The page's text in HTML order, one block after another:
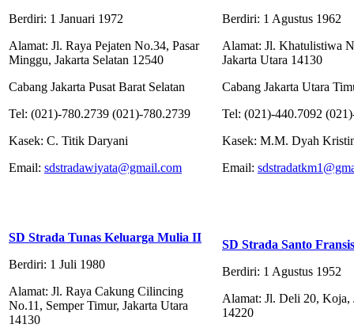
Berdiri: 1 Januari 1972
Alamat: Jl. Raya Pejaten No.34, Pasar
Minggu, Jakarta Selatan 12540
Cabang Jakarta Pusat Barat Selatan
Tel: (021)-780.2739 (021)-780.2739
Kasek: C. Titik Daryani
Email: sdstradawiyata@gmail.com
Berdiri: 1 Agustus 1962
Alamat: Jl. Khatulistiwa
Jakarta Utara 14130
Cabang Jakarta Utara
Tel: (021)-440.7092
Kasek: M.M. Dyah
Email:
SD Strada Tunas Keluarga Mulia II
Berdiri: 1 Juli 1980
Alamat: Jl. Raya Cakung Cilincing
No.11, Semper Timur, Jakarta Utara
14130
SD Strada Santo
Berdiri: 1 Agustus 1952
Alamat: Jl. Deli 20, Koja,
14220